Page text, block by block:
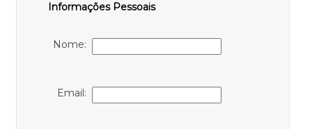
Informações Pessoais
Nome:
Email: